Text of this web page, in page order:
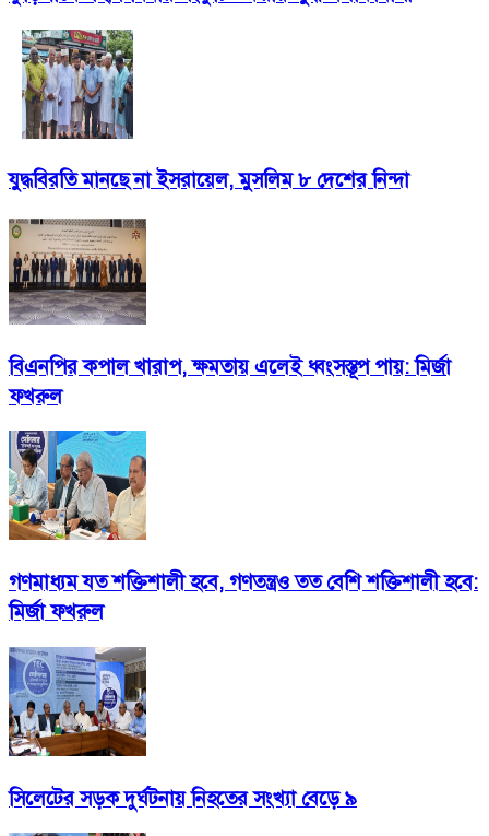
যুদ্ধবিরতি মানছে না ইসরায়েল, মুসলিম ৮ দেশের নিন্দা
বিএনপির কপাল খারাপ, ক্ষমতায় এলেই ধ্বংসস্তূপ পায়: মির্জা
ফখরুল
গণমাধ্যম যত শক্তিশালী হবে, গণতন্ত্রও তত বেশি শক্তিশালী হবে:
মির্জা ফখরুল
সিলেটের সড়ক দুর্ঘটনায় নিহতের সংখ্যা বেড়ে ৯